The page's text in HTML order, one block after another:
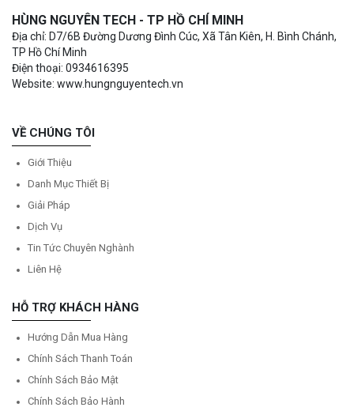
HÙNG NGUYÊN TECH - TP HỒ CHÍ MINH
Địa chỉ: D7/6B Đường Dương Đình Cúc, Xã Tân Kiên, H. Bình Chánh,
TP Hồ Chí Minh
Điện thoại: 0934616395
Website: www.hungnguyentech.vn
VỀ CHÚNG TÔI
Giới Thiệu
Danh Mục Thiết Bị
Giải Pháp
Dịch Vụ
Tin Tức Chuyên Nghành
Liên Hệ
HỖ TRỢ KHÁCH HÀNG
Hướng Dẫn Mua Hàng
Chính Sách Thanh Toán
Chính Sách Bảo Mật
Chính Sách Bảo Hành